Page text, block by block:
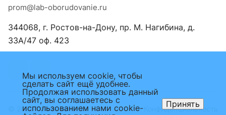
prom@lab-oborudovanie.ru
344068, г. Ростов-на-Дону, пр. М. Нагибина, д.
33А/47 оф. 423
© 2026 Промкомплект Конфиденциальность
Мы используем cookie, чтобы
сделать сайт ещё удобнее.
Продолжая использовать данный
сайт, вы соглашаетесь с
использованием нами cookie-
Принять